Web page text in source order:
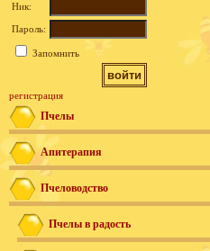
Ник:
Пароль:
Запомнить
регистрация
Пчелы
Апитерапия
Пчеловодство
Пчелы в радость